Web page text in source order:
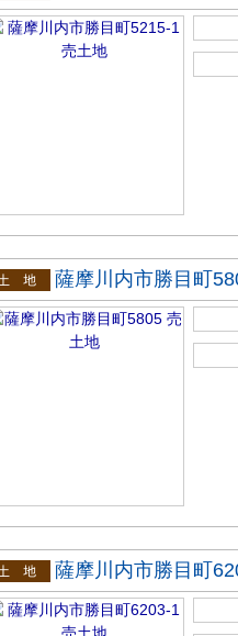
地
地
薩摩川内市勝目町
地
薩摩川内市勝目町